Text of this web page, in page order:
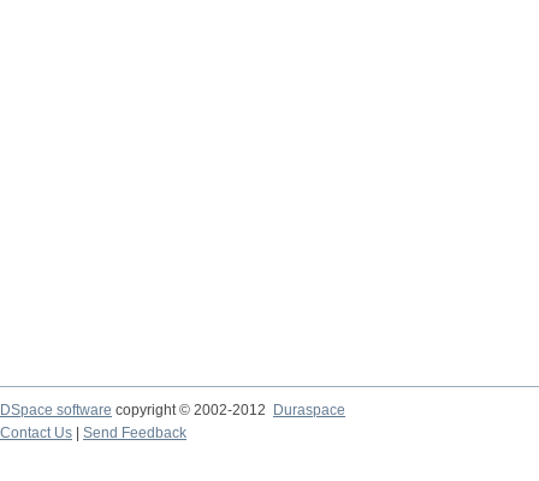
DSpace software copyright © 2002-2012
Duraspace
Contact Us
Send Feedback